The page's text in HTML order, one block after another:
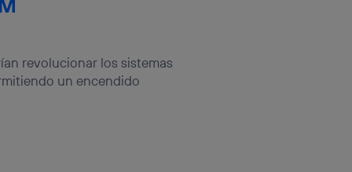
revolucionar los sistemas
un encendido